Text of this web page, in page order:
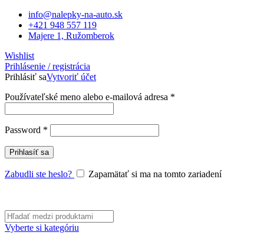
info@nalepky-na-auto.sk
+421 948 557 119
Majere 1, Ružomberok
Wishlist
Prihlásenie / registrácia
Prihlásiť saVytvoriť účet
Používateľské meno alebo e-mailová adresa *
Password *
Prihlasíť sa
Zabudli ste heslo? Zapamätať si ma na tomto zariadení
Vyberte si kategóriu